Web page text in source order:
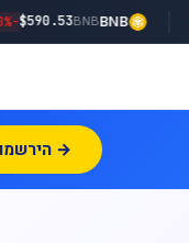
BNB
$590.53
-0.70%
הירשמו עכשיו →